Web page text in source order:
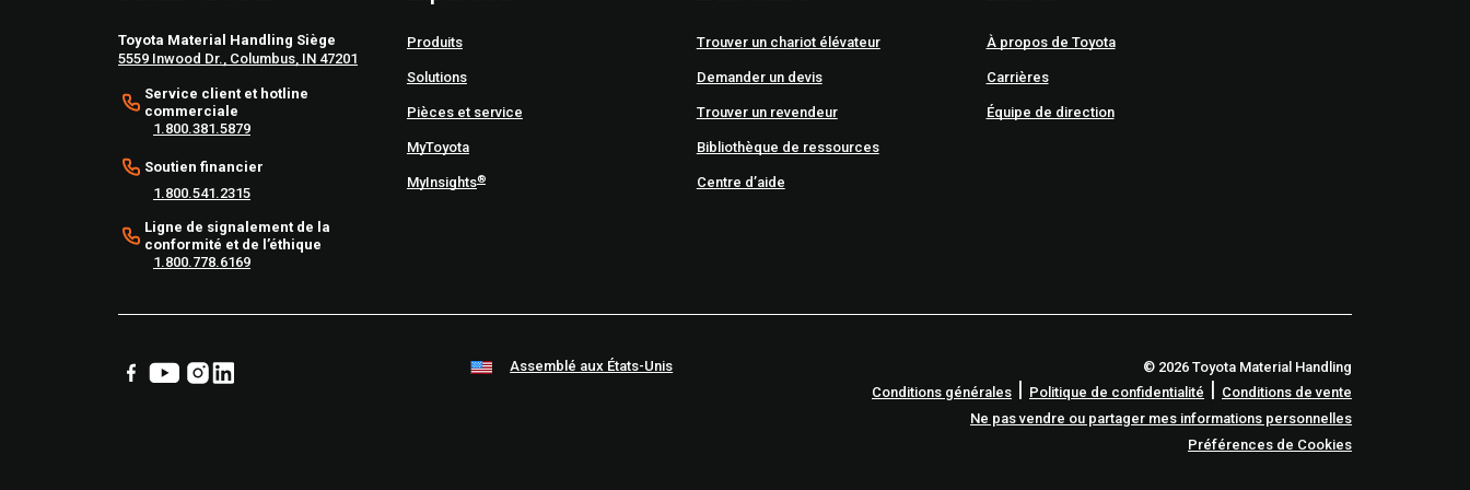
Toyota Material Handling Siège
5559 Inwood Dr., Columbus, IN 47201
Service client et hotline
commerciale
1.800.381.5879
Soutien financier
1.800.541.2315
Ligne de signalement de la
conformité et de l’éthique
1.800.778.6169
Produits
Solutions
Pièces et service
MyToyota
MyInsights®
Trouver un chariot élévateur
Demander un devis
Trouver un revendeur
Bibliothèque de ressources
Centre d’aide
À propos de Toyota
Carrières
Équipe de direction
Assemblé aux États-Unis
© 2026 Toyota Material Handling
Conditions générales | Politique de confidentialité | Conditions de vente
Ne pas vendre ou partager mes informations personnelles
Préférences de Cookies